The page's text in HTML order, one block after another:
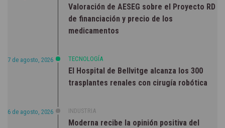
Valoración de AESEG sobre el Proyecto RD
de financiación y precio de los
medicamentos
7 de agosto, 2026 TECNOLOGÍA
El Hospital de Bellvitge alcanza los 300
trasplantes renales con cirugía robótica
6 de agosto, 2026 INDUSTRIA
Moderna recibe la opinión positiva del